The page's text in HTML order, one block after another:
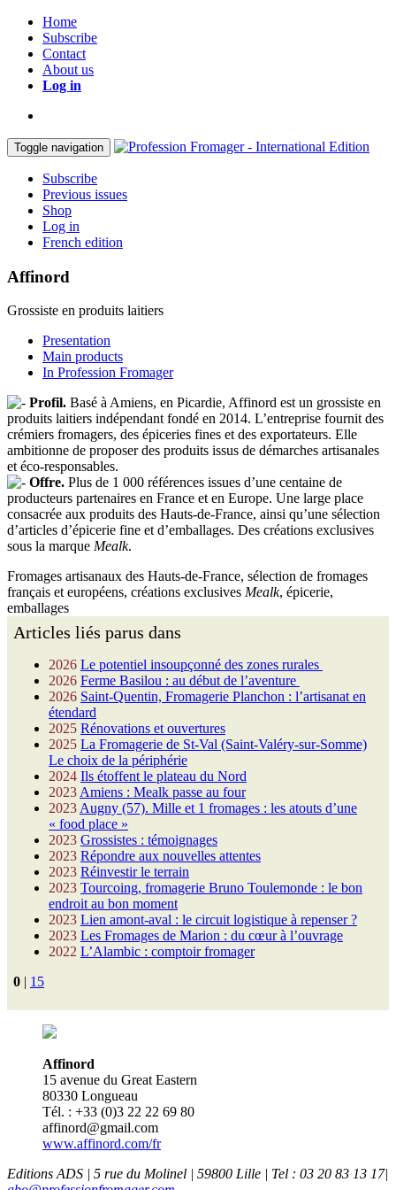
Home
Subscribe
Contact
About us
Log in
Toggle navigation
Subscribe
Previous issues
Shop
Log in
French edition
Affinord
Grossiste en produits laitiers
Presentation
Main products
In Profession Fromager
Profil. Basé à Amiens, en Picardie, Affinord est un grossiste en
produits laitiers indépendant fondé en 2014. L’entreprise fournit des
crémiers fromagers, des épiceries fines et des exportateurs. Elle
ambitionne de proposer des produits issus de démarches artisanales
et éco-responsables.
Offre. Plus de 1 000 références issues d’une centaine de
producteurs partenaires en France et en Europe. Une large place
consacrée aux produits des Hauts-de-France, ainsi qu’une sélection
d’articles d’épicerie fine et d’emballages. Des créations exclusives
sous la marque Mealk.
Fromages artisanaux des Hauts-de-France, sélection de fromages
français et européens, créations exclusives Mealk, épicerie,
emballages
Articles liés parus dans
2026 Le potentiel insoupçonné des zones rurales
2026 Ferme Basilou : au début de l’aventure
2026 Saint-Quentin, Fromagerie Planchon : l’artisanat en
étendard
2025 Rénovations et ouvertures
2025 La Fromagerie de St-Val (Saint-Valéry-sur-Somme)
Le choix de la périphérie
2024 Ils étoffent le plateau du Nord
2023Amiens : Mealk passe au four
2023Augny (57). Mille et 1 fromages : les atouts d’une
« food place »
2023 Grossistes : témoignages
2023 Répondre aux nouvelles attentes
2023 Réinvestir le terrain
2023 Tourcoing, fromagerie Bruno Toulemonde : le bon
endroit au bon moment
2023 Lien amont-aval : le circuit logistique à repenser ?
2023 Les Fromages de Marion : du cœur à l’ouvrage
2022 L’Alambic : comptoir fromager
0 | 15
Affinord
15 avenue du Great Eastern
80330 Longueau
Tél. : +33 (0)3 22 22 69 80
affinord@gmail.com
www.affinord.com/fr
Editions ADS | 5 rue du Molinel | 59800 Lille | Tel : 03 20 83 13 17|